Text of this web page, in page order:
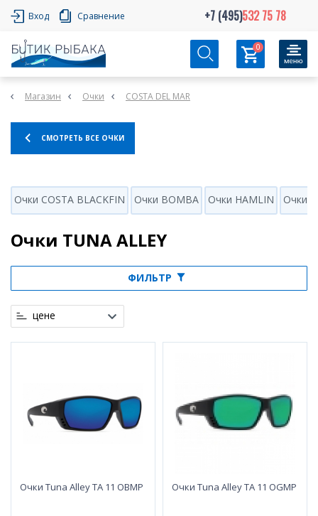
Вход Сравнение +7 (495)532 75 78
0
Магазин Очки COSTA DEL MAR
СМОТРЕТЬ ВСЕ ОЧКИ
Очки COSTA BLACKFIN Очки BOMBA Очки HAMLIN Очки
Очки TUNA ALLEY
ФИЛЬТР
цене
Очки Tuna Alley TA 11 OBMP Очки Tuna Alley TA 11 OGMP